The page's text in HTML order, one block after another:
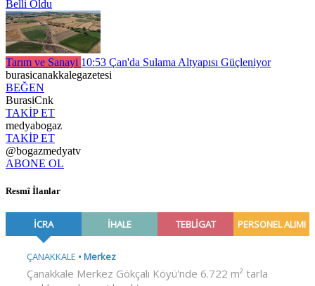
Belli Oldu
Tarım ve Sanayi 10:53 Çan'da Sulama Altyapısı Güçleniyor
burasicanakkalegazetesi
BEĞEN
BurasiCnk
TAKİP ET
medyabogaz
TAKİP ET
@bogazmedyatv
ABONE OL
Resmî İlanlar